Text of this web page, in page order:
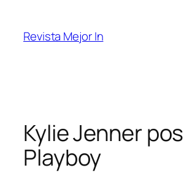
contenido
Revista Mejor In
Kylie Jenner
Playboy